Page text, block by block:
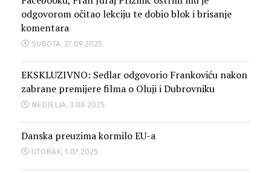
odgovorom očitao lekciju te dobio blok i brisanje
komentara
SUBOTA, 27.09.2025.
EKSKLUZIVNO: Sedlar odgovorio Frankoviću nakon
zabrane premijere filma o Oluji i Dubrovniku
NEDJELJA, 3.08.2025.
Danska preuzima kormilo EU-a
UTORAK, 1.07.2025.